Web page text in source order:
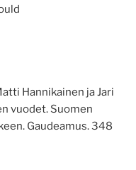
Hannikainen ja Jari
vuodet. Suomen
Gaudeamus. 348